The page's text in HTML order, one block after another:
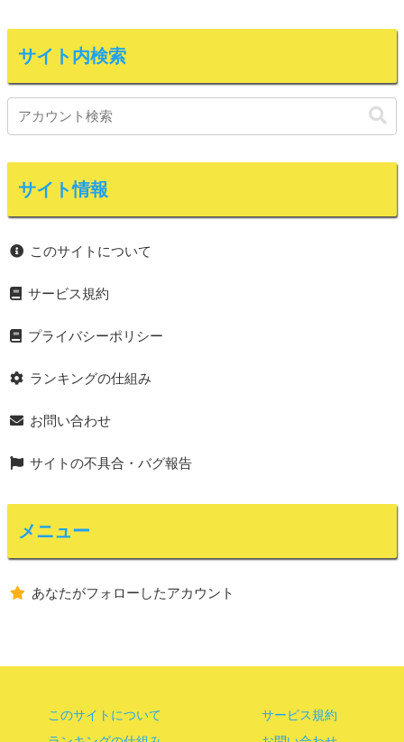
サイト内検索
サイト情報
このサイトについて
サービス規約
プライバシーポリシー
ランキングの仕組み
お問い合わせ
サイトの不具合・バグ報告
メニュー
あなたがフォローしたアカウント
このサイトについて
サービス規約